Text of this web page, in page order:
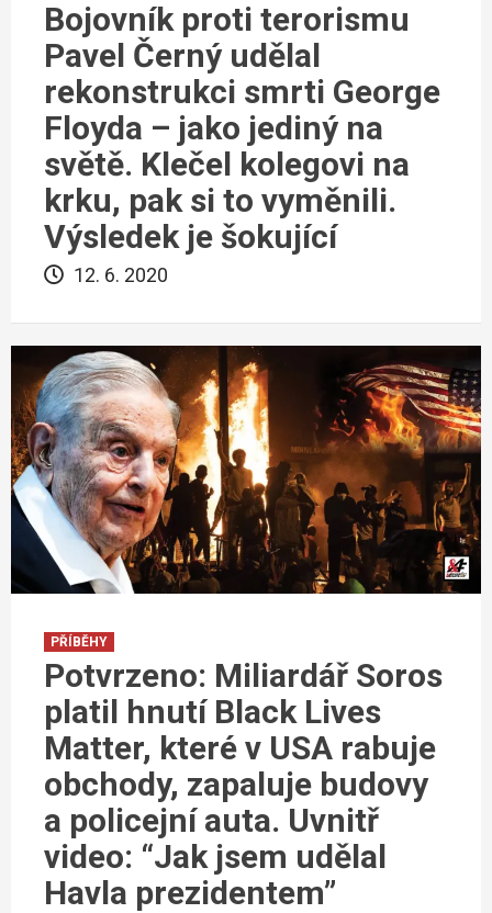
Bojovník proti terorismu
Pavel Černý udělal
rekonstrukci smrti George
Floyda – jako jediný na
světě. Klečel kolegovi na
krku, pak si to vyměnili.
Výsledek je šokující
12. 6. 2020
PŘÍBĚHY
Potvrzeno: Miliardář Soros
platil hnutí Black Lives
Matter, které v USA rabuje
obchody, zapaluje budovy
a policejní auta. Uvnitř
video: “Jak jsem udělal
Havla prezidentem”